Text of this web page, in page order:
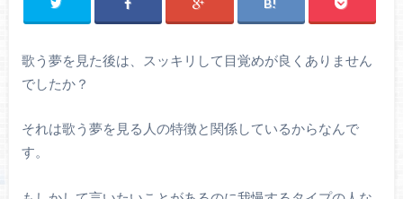
歌う夢を見た後は、スッキリして目覚めが良くありません
でしたか？
それは歌う夢を見る人の特徴と関係しているからなんで
す。